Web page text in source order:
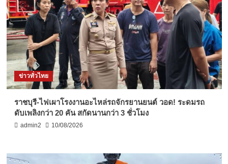
ข่าวทั่วไทย
ราชบุรี-ไฟเผาโรงงานอะไหล่รถจักรยานยนต์ วอด! ระดมรถ
ดับเพลิงกว่า 20 คัน สกัดนานกว่า 3 ชั่วโมง
admin2 10/08/2026